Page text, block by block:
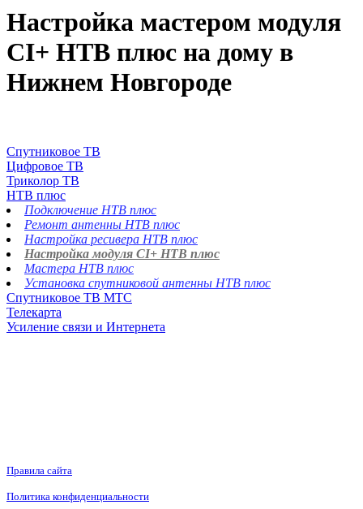
Настройка мастером модуля
CI+ НТВ плюс на дому в
Нижнем Новгороде
Спутниковое ТВ
Цифровое ТВ
Триколор ТВ
НТВ плюс
Подключение НТВ плюс
Ремонт антенны НТВ плюс
Настройка ресивера НТВ плюс
Настройка модуля CI+ НТВ плюс
Мастера НТВ плюс
Установка спутниковой антенны НТВ плюс
Спутниковое ТВ МТС
Телекарта
Усиление связи и Интернета
Правила сайта
Политика конфиденциальности